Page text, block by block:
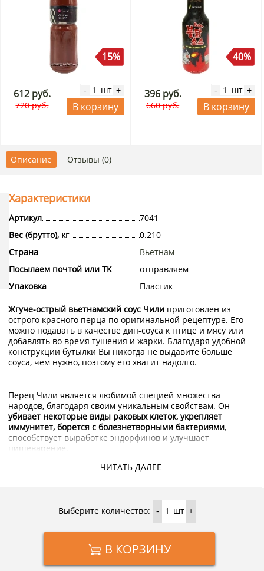
15%
612 руб.
720 руб.
- шт +
В корзину
40%
396 руб.
660 руб.
- шт +
В корзину
Описание Отзывы (0)
ЧИТАТЬ ДАЛЕЕ
Характеристики
Артикул
7041
Вес (брутто), кг
0.210
Страна
Вьетнам
Посылаем почтой или ТК
отправляем
Упаковка
Пластик
Жгуче-острый вьетнамский соус Чили приготовлен из
острого красного перца по оригинальной рецептуре. Его
можно подавать в качестве дип-соуса к птице и мясу или
добавлять во время тушения и жарки. Благодаря удобной
конструкции бутылки Вы никогда не выдавите больше
соуса, чем нужно, поэтому его хватит надолго.
Перец Чили является любимой специей множества
народов, благодаря своим уникальным свойствам. Он
убивает некоторые виды раковых клеток, укрепляет
иммунитет, борется с болезнетворными бактериями,
способствует выработке эндорфинов и улучшает
пищеварение.
непривычного к остроте азиатских блюд. В умеренных
оттеняет и дополняет вкус еды.
В интернет-магазинеKorShop.ruможно купить острый
Выберите количество: - шт +
В КОРЗИНУ